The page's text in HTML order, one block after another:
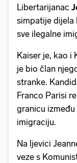
Libertarijanac
simpatije dijela
sve ilegalne
Kaiser je, kao
je bio član
stranke.
Franco Parisi
granicu
imigraciju.
Na ljevici
veze s